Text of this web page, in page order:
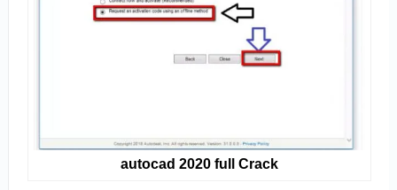
autocad 2020 full Crack